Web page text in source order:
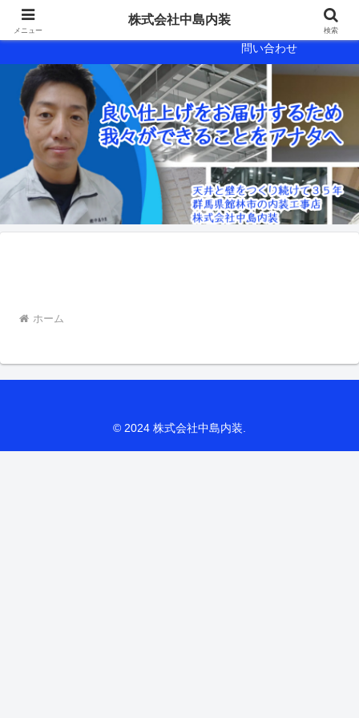
問い合わせ
ホーム
© 2024 株式会社中島内装.
メニュー
株式会社中島内装
検索